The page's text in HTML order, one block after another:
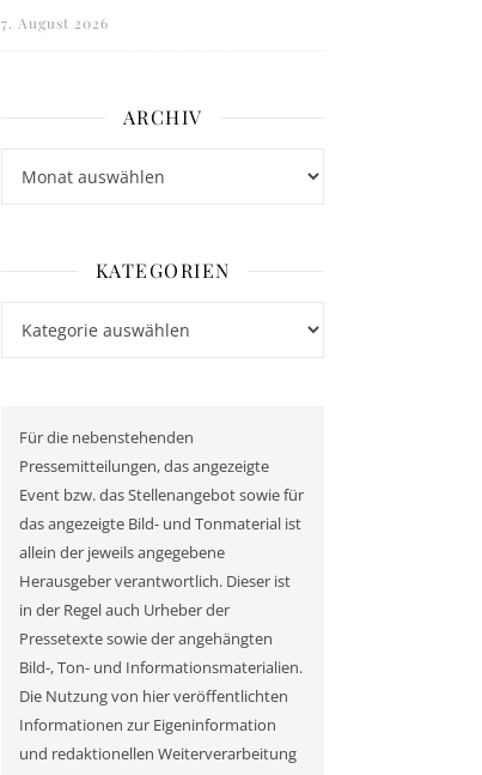
7. August 2026
ARCHIV
KATEGORIEN
Für die nebenstehenden
Pressemitteilungen, das angezeigte
Event bzw. das Stellenangebot sowie für
das angezeigte Bild- und Tonmaterial ist
allein der jeweils angegebene
Herausgeber verantwortlich. Dieser ist
in der Regel auch Urheber der
Pressetexte sowie der angehängten
Bild-, Ton- und Informationsmaterialien.
Die Nutzung von hier veröffentlichten
Informationen zur Eigeninformation
und redaktionellen Weiterverarbeitung